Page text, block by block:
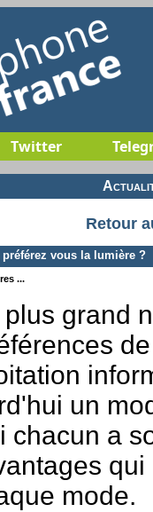
Twitter
Retour
vous la lumière ?
...
grand
un
chacun a
mode.